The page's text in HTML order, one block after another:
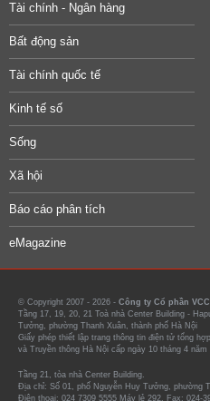
Tài chính - Ngân hàng
Bất động sản
Tài chính quốc tế
Kinh tế số
Sống
Xã hội
Báo cáo phân tích
eMagazine
© Copyright 2007 - 2026 - Công ty Cổ phần
Tầng 17, 19, 20, 21 Toà nhà Center Building -
Tưởng, phường Thanh Xuân, thành phố Hà Nội
Giấy phép thiết lập trang thông tin điện tử tổng
và Truyền thông Hà Nội cấp ngày 10 tháng 4 năm
Tầng 21, tòa nhà Center Building.
Địa chỉ: Số 01, phố Nguyễn Huy Tưởng, phường
Điện thoại: 024 7309 5555 Máy lẻ 292. Fax: 024-